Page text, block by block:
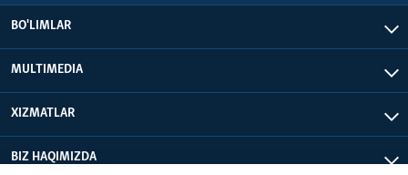
BO'LIMLAR
MULTIMEDIA
XIZMATLAR
BIZ HAQIMIZDA